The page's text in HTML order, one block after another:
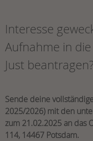
Interesse
Aufnahme in die
Just beantragen?
Sende deine
2025/2026) mit den
zum 21.02.2025 an das
114, 14467 Potsdam.